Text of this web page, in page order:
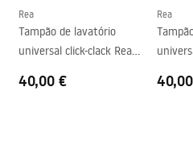
Rea
Tampão de lavatório
universal click-clack Rea
40,00 €
Rea